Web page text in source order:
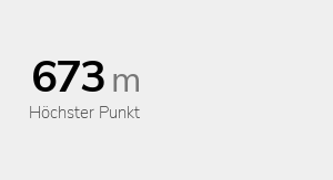
673m
Höchster Punkt